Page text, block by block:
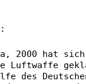
2000 hat
Luftwaffe
des